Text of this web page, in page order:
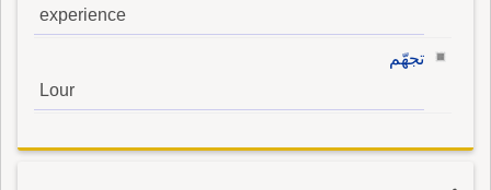
experience
تجهّم
Lour